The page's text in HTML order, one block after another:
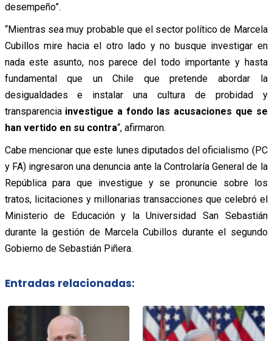
desempeño”.
“Mientras sea muy probable que el sector político de Marcela
Cubillos mire hacia el otro lado y no busque investigar en
nada este asunto, nos parece del todo importante y hasta
fundamental que un Chile que pretende abordar la
desigualdades e instalar una cultura de probidad y
transparencia investigue a fondo las acusaciones que se
han vertido en su contra“, afirmaron.
Cabe mencionar que este lunes diputados del oficialismo (PC
y FA) ingresaron una denuncia ante la Controlaría General de la
República para que investigue y se pronuncie sobre los
tratos, licitaciones y millonarias transacciones que celebró el
Ministerio de Educación y la Universidad San Sebastián
durante la gestión de Marcela Cubillos durante el segundo
Gobierno de Sebastián Piñera.
Entradas relacionadas: